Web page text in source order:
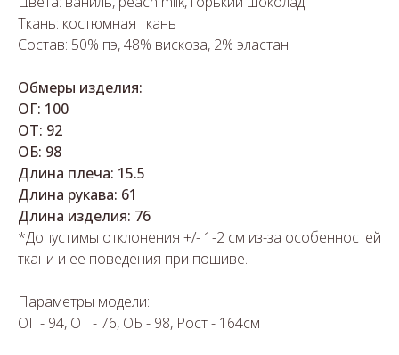
Ткань: костюмная ткань
Состав: 50% пэ, 48% вискоза, 2% эластан
Обмеры изделия:
ОГ: 100
ОТ: 92
ОБ: 98
Длина плеча: 15.5
Длина рукава: 61
Длина изделия: 76
*Допустимы отклонения +/- 1-2 см из-за особенностей
ткани и ее поведения при пошиве.
Параметры модели:
ОГ - 94, ОТ - 76, ОБ - 98, Рост - 164см